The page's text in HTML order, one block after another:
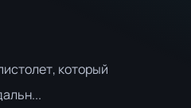
с музыкой
который